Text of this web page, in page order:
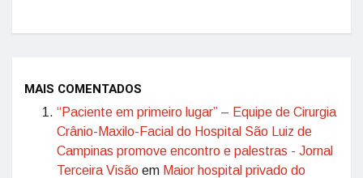
MAIS COMENTADOS
“Paciente em primeiro lugar” – Equipe de Cirurgia
Crânio-Maxilo-Facial do Hospital São Luiz de
Campinas promove encontro e palestras - Jornal
Terceira Visão em Maior hospital privado do